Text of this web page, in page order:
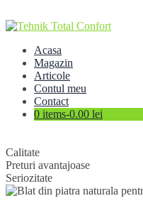
to
Acasa
Magazin
Articole
Contul meu
Contact
0 items-0.00 lei
Calitate
Preturi avantajoase
Seriozitate